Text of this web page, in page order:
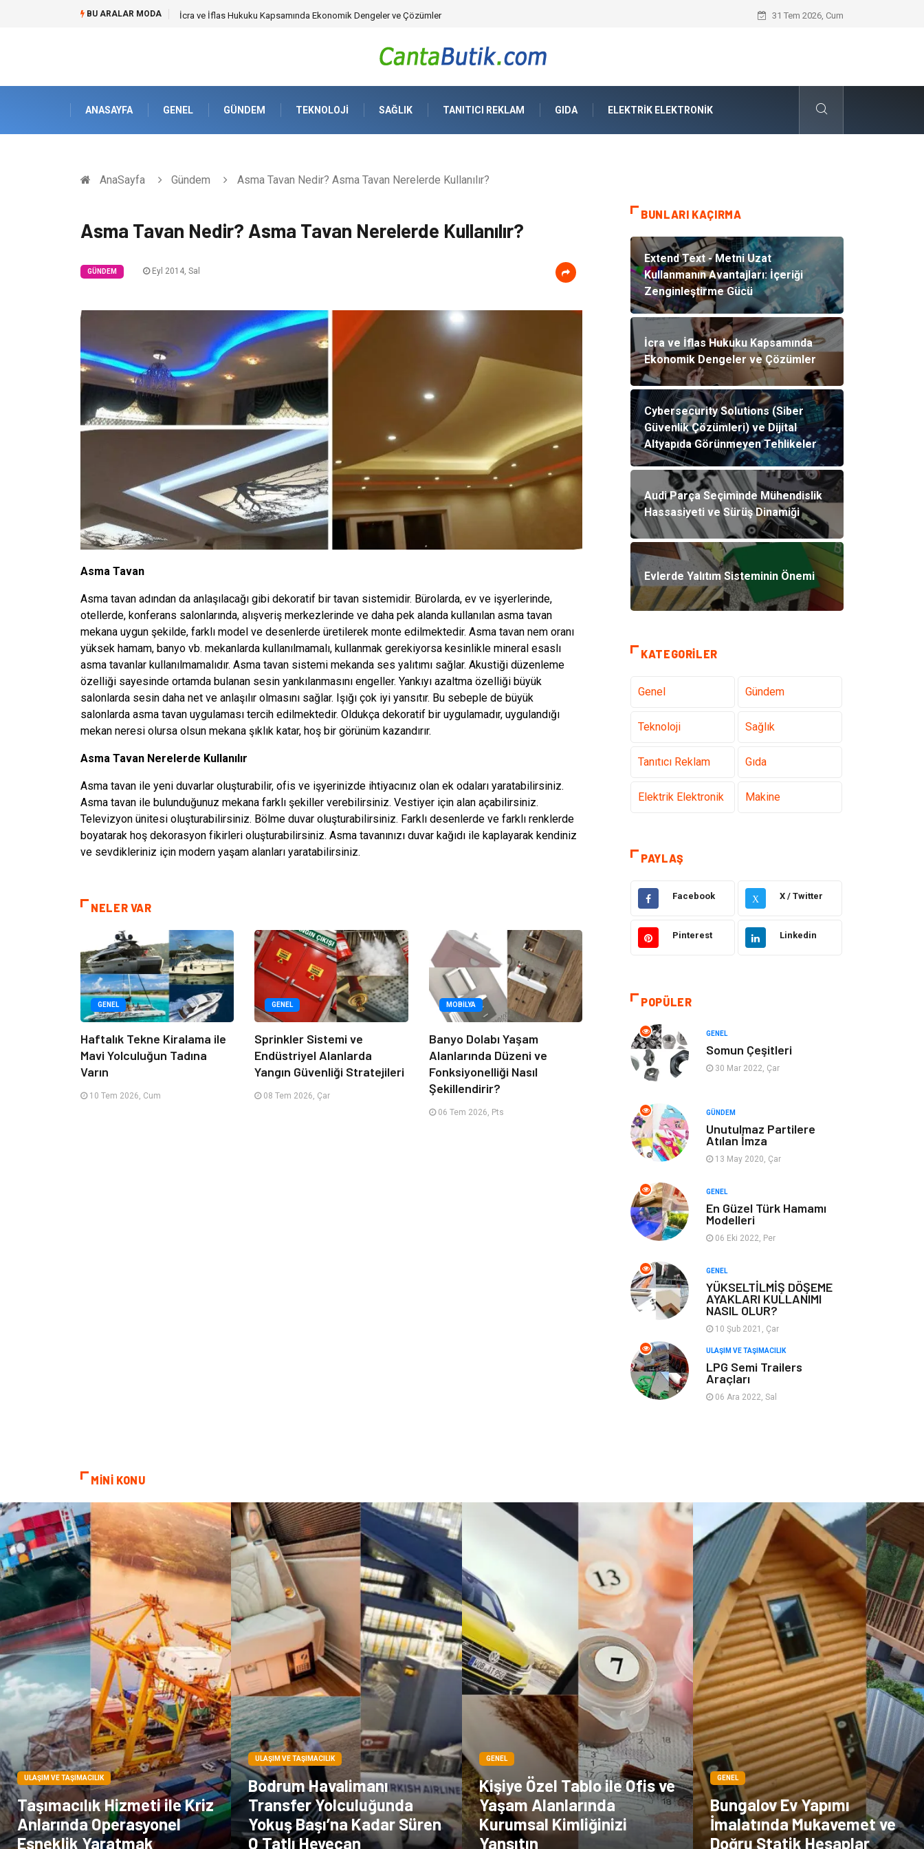
BU ARALAR MODA Cybersecurity Solutions (Siber Güvenlik Çözümleri) ve Dijital Altyapıda Görünmeyen Tehlikeler Audi Parça Seçiminde Mühendislik
31 Tem 2026, Cum
ANASAYFA GENEL GÜNDEM TEKNOLOJI SAĞLIK TANITICI REKLAM GIDA ELEKTRIK ELEKTRONIK
AnaSayfa Gündem Asma Tavan Nedir? Asma Tavan Nerelerde Kullanılır?
Asma Tavan Nedir? Asma Tavan Nerelerde Kullanılır?
GÜNDEM Eyl 2014, Sal
Asma Tavan
Asma tavan adından da anlaşılacağı gibi dekoratif bir tavan sistemidir. Bürolarda, ev ve işyerlerinde,
otellerde, konferans salonlarında, alışveriş merkezlerinde ve daha pek alanda kullanılan asma tavan
mekana uygun şekilde, farklı model ve desenlerde üretilerek monte edilmektedir. Asma tavan nem oranı
yüksek hamam, banyo vb. mekanlarda kullanılmamalı, kullanmak gerekiyorsa kesinlikle mineral esaslı
asma tavanlar kullanılmamalıdır. Asma tavan sistemi mekanda ses yalıtımı sağlar. Akustiği düzenleme
özelliği sayesinde ortamda bulanan sesin yankılanmasını engeller. Yankıyı azaltma özelliği büyük
salonlarda sesin daha net ve anlaşılır olmasını sağlar. Işığı çok iyi yansıtır. Bu sebeple de büyük
salonlarda asma tavan uygulaması tercih edilmektedir. Oldukça dekoratif bir uygulamadır, uygulandığı
mekan neresi olursa olsun mekana şıklık katar, hoş bir görünüm kazandırır.
Asma Tavan Nerelerde Kullanılır
Asma tavan ile yeni duvarlar oluşturabilir, ofis ve işyerinizde ihtiyacınız olan ek odaları yaratabilirsiniz.
Asma tavan ile bulunduğunuz mekana farklı şekiller verebilirsiniz. Vestiyer için alan açabilirsiniz.
Televizyon ünitesi oluşturabilirsiniz. Bölme duvar oluşturabilirsiniz. Farklı desenlerde ve farklı renklerde
boyatarak hoş dekorasyon fikirleri oluşturabilirsiniz. Asma tavanınızı duvar kağıdı ile kaplayarak kendiniz
ve sevdikleriniz için modern yaşam alanları yaratabilirsiniz.
NELER VAR
GENEL
Haftalık Tekne Kiralama ile
Mavi Yolculuğun Tadına
Varın
10 Tem 2026, Cum
GENEL
Sprinkler Sistemi ve
Endüstriyel Alanlarda
Yangın Güvenliği Stratejileri
08 Tem 2026, Çar
MOBILYA
Banyo Dolabı Yaşam
Alanlarında Düzeni ve
Fonksiyonelliği Nasıl
Şekillendirir?
06 Tem 2026, Pts
BUNLARI KAÇIRMA
Extend Text - Metni Uzat
Kullanmanın Avantajları: İçeriği
Zenginleştirme Gücü
İcra ve İflas Hukuku Kapsamında
Ekonomik Dengeler ve Çözümler
Cybersecurity Solutions (Siber
Güvenlik Çözümleri) ve Dijital
Altyapıda Görünmeyen Tehlikeler
Audi Parça Seçiminde Mühendislik
Hassasiyeti ve Sürüş Dinamiği
Evlerde Yalıtım Sisteminin Önemi
KATEGORILER
Genel Gündem
Teknoloji Sağlık
Tanıtıcı Reklam Gıda
Elektrik Elektronik Makine
Alışveriş
Emlak
Organizasyon Mobilya
Tekstil
Tatil Finans & Ekonomi
Turizm
Aksesuar Eğitim Kurumları
Ambalaj Eğlence
Pazarlama
Servisleri
Kültür Telekomünikasyon
Bebek Giyim
Dernekler ve
Birlikler
çiçek İnternet
Tarım &
Hayvancılık
Endüstriyel
Ürünler
PAYLAŞ
Facebook X X / Twitter
Pinterest Linkedin
POPÜLER
GENEL
Somun Çeşitleri
30 Mar 2022, Çar
GÜNDEM
Unutulmaz Partilere
Atılan İmza
13 May 2020, Çar
GENEL
En Güzel Türk Hamamı
Modelleri
06 Eki 2022, Per
GENEL
YÜKSELTİLMİŞ DÖŞEME
AYAKLARI KULLANIMI
NASIL OLUR?
10 Şub 2021, Çar
ULAŞIM VE TAŞIMACILIK
LPG Semi Trailers
Araçları
06 Ara 2022, Sal
MİNİ KONU
ULAŞIM VE TAŞIMACILIK
Taşımacılık Hizmeti ile Kriz
Anlarında Operasyonel
Esneklik Yaratmak
ULAŞIM VE TAŞIMACILIK
Bodrum Havalimanı
Transfer Yolculuğunda
Yokuş Başı’na Kadar Süren
O Tatlı Heyecan
GENEL
Kişiye Özel Tablo ile Ofis ve
Yaşam Alanlarında
Kurumsal Kimliğinizi
Yansıtın
GENEL
Bungalov Ev Yapımı
İmalatında Mukavemet ve
Doğru Statik Hesaplar